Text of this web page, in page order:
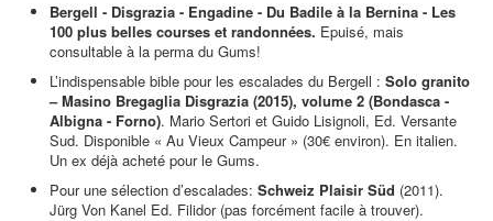
Bergell - Disgrazia - Engadine - Du Badile à la Bernina - Les
100 plus belles courses et randonnées. Epuisé, mais
consultable à la perma du Gums!
L’indispensable bible pour les escalades du Bergell : Solo granito
– Masino Bregaglia Disgrazia (2015), volume 2 (Bondasca -
Albigna - Forno). Mario Sertori et Guido Lisignoli, Ed. Versante
Sud. Disponible « Au Vieux Campeur » (30€ environ). En italien.
Un ex déjà acheté pour le Gums.
Pour une sélection d’escalades: Schweiz Plaisir Süd (2011).
Jürg Von Kanel Ed. Filidor (pas forcément facile à trouver).